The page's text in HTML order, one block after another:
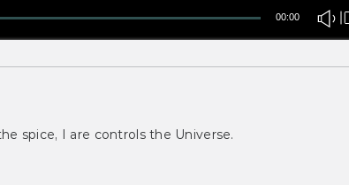
00:00
spice, I are controls the Universe.